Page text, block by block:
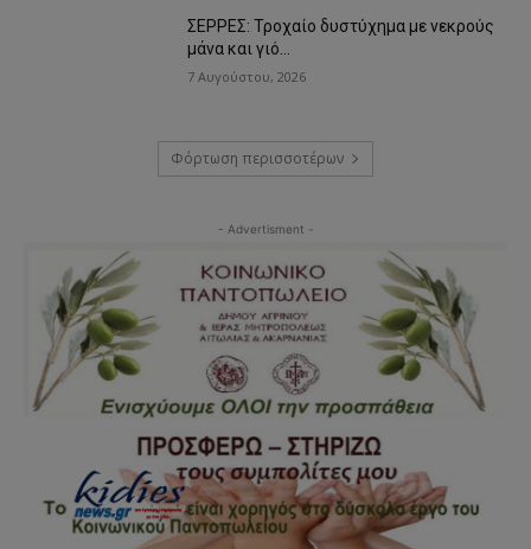
ΣΕΡΡΕΣ: Τροχαίο δυστύχημα με νεκρούς
μάνα και γιό…
7 Αυγούστου, 2026
Φόρτωση περισσοτέρων
- Advertisment -